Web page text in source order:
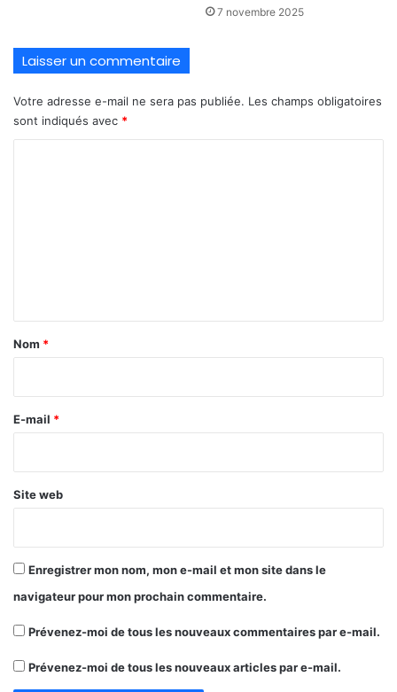
7 novembre 2025
Laisser un commentaire
Votre adresse e-mail ne sera pas publiée. Les champs obligatoires
sont indiqués avec *
a
e
Nom *
E-mail *
Site web
Enregistrer mon nom, mon e-mail et mon site dans le
navigateur pour mon prochain commentaire.
Prévenez-moi de tous les nouveaux commentaires par e-mail.
Prévenez-moi de tous les nouveaux articles par e-mail.